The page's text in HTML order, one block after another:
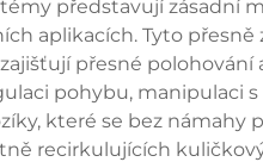
představují zásadní
aplikacích. Tyto
přesné
pohybu, manipulaci
které se bez
recirkulujících